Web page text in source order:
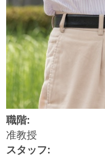
職階:
准教授
スタッフ: